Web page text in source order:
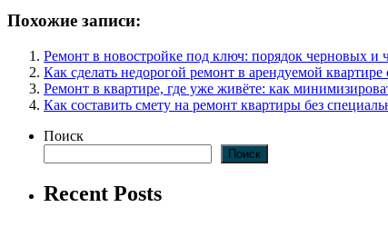
Похожие записи:
Ремонт в новостройке под ключ: порядок черновых и
Как сделать недорогой ремонт в арендуемой
Ремонт в квартире, где уже живёте: как
Как составить смету на ремонт квартиры без
Поиск
Поиск
Recent Posts